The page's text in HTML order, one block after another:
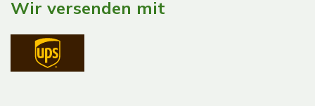
Wir versenden mit